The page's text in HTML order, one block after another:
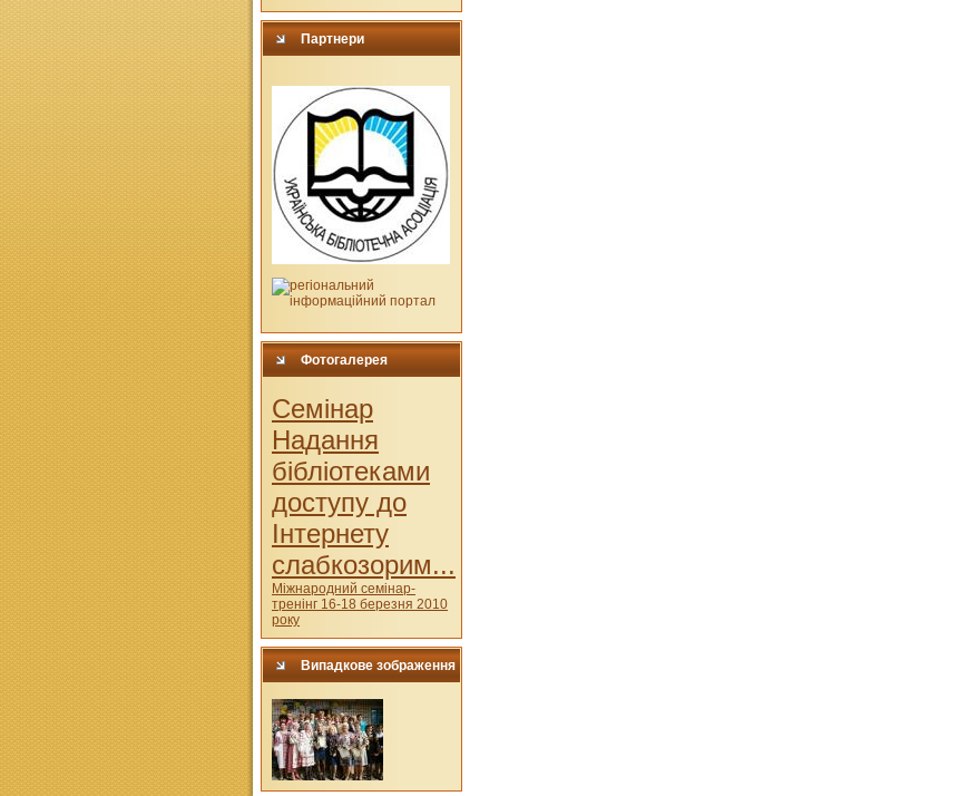
Партнери
Фотогалерея
Cемінар
Надання
бібліотеками
доступу до
Інтернету
слабкозорим...
Міжнародний семінар-
тренінг 16-18 березня 2010
року
Випадкове зображення